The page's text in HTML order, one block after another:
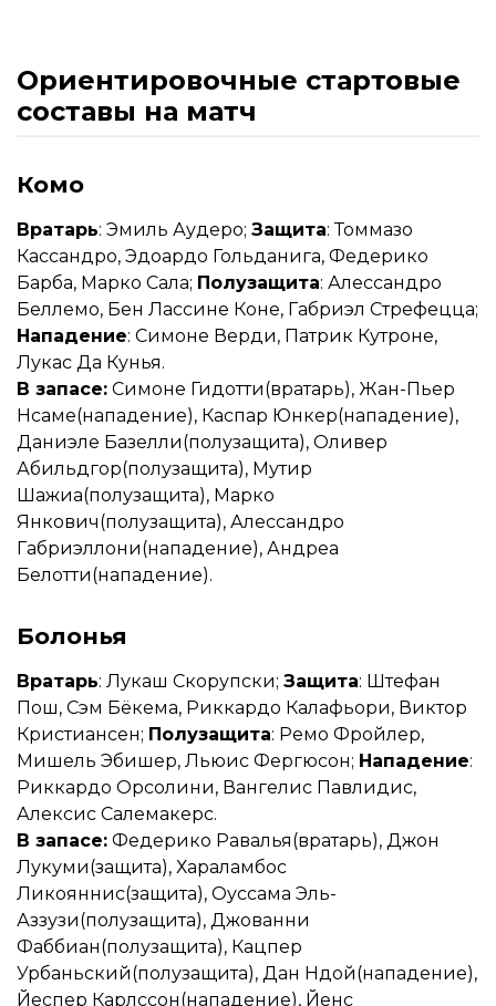
Ориентировочные стартовые
составы на матч
Комо
Вратарь: Эмиль Аудеро; Защита: Томмазо
Кассандро, Эдоардо Гольданига, Федерико
Барба, Марко Сала; Полузащита: Алессандро
Беллемо, Бен Лассине Коне, Габриэл Стрефецца;
Нападение: Симоне Верди, Патрик Кутроне,
Лукас Да Кунья.
В запасе: Симоне Гидотти(вратарь), Жан-Пьер
Нсаме(нападение), Каспар Юнкер(нападение),
Даниэле Базелли(полузащита), Оливер
Абильдгор(полузащита), Мутир
Шажиа(полузащита), Марко
Янкович(полузащита), Алессандро
Габриэллони(нападение), Андреа
Белотти(нападение).
Болонья
Вратарь: Лукаш Скорупски; Защита: Штефан
Пош, Сэм Бёкема, Риккардо Калафьори, Виктор
Кристиансен; Полузащита: Ремо Фройлер,
Мишель Эбишер, Льюис Фергюсон; Нападение:
Риккардо Орсолини, Вангелис Павлидис,
Алексис Салемакерс.
В запасе: Федерико Равалья(вратарь), Джон
Лукуми(защита), Хараламбос
Ликояннис(защита), Оуссама Эль-
Аззузи(полузащита), Джованни
Фаббиан(полузащита), Кацпер
Урбаньский(полузащита), Дан Ндой(нападение),
Йеспер Карлссон(нападение), Йенс